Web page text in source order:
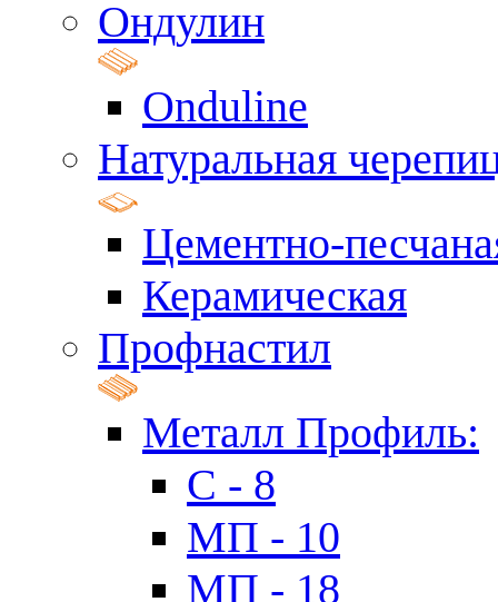
Ондулин
Onduline
Натуральная
Цементно-
Керамическая
Профнастил
Металл Профиль:
C - 8
МП - 10
МП - 18